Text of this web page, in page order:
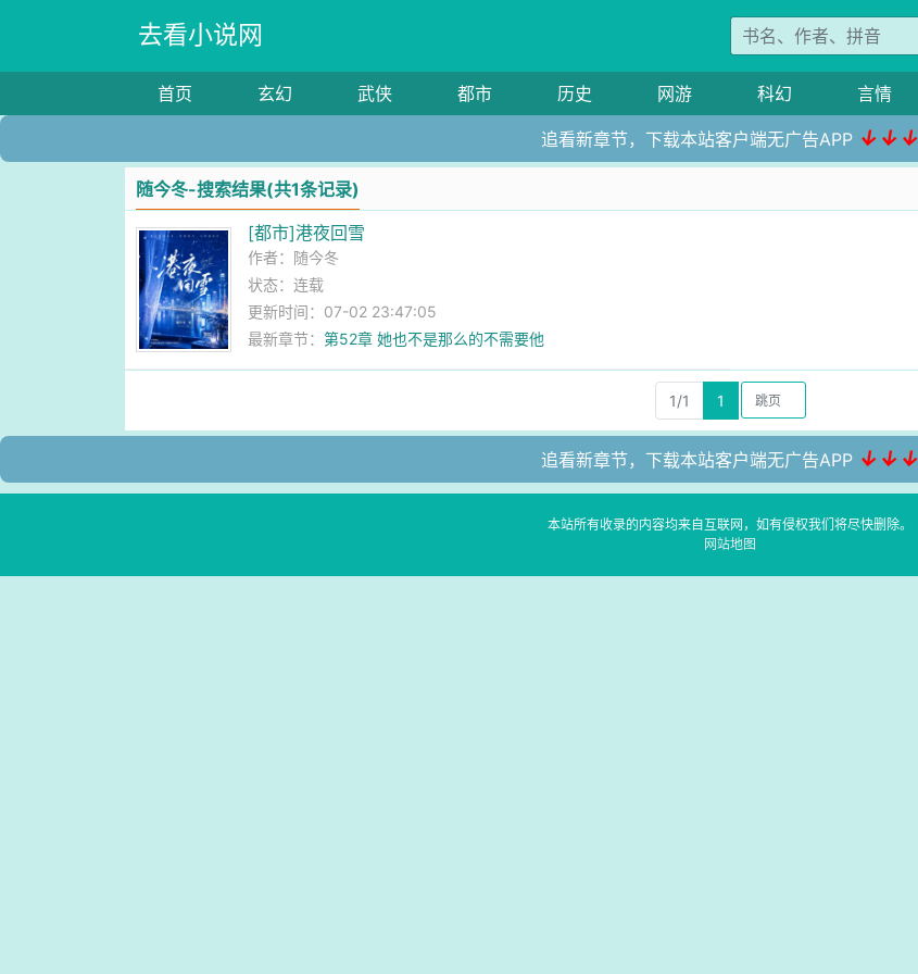
去看小说网
首页 玄幻 武侠 都市 历史 网游 科幻 言情
追看新章节，下载本站客户端无广告APP ↓↓↓
随今冬-搜索结果(共1条记录)
[都市]港夜回雪
作者： 随今冬
状态：连载
更新时间：07-02 23:47:05
最新章节：第52章 她也不是那么的不需要他
1/1 1
追看新章节，下载本站客户端无广告APP ↓↓↓
本站所有收录的内容均来自互联网，如有侵权我们将尽快删除。
网站地图